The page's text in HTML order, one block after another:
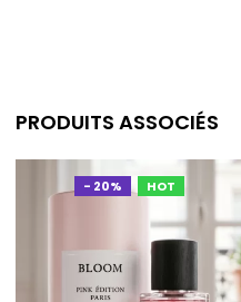
PRODUITS ASSOCIÉS
- 20% HOT